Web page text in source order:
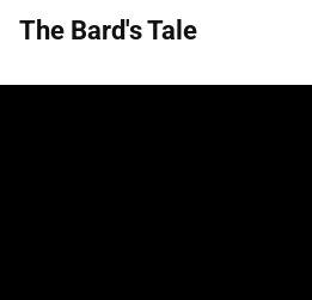
The Bard's Tale